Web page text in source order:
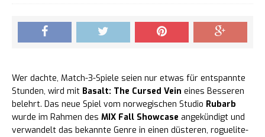
Wer dachte, Match-3-Spiele seien nur etwas für entspannte
Stunden, wird mit Basalt: The Cursed Vein eines Besseren
belehrt. Das neue Spiel vom norwegischen Studio Rubarb
wurde im Rahmen des MIX Fall Showcase angekündigt und
verwandelt das bekannte Genre in einen düsteren, roguelite-